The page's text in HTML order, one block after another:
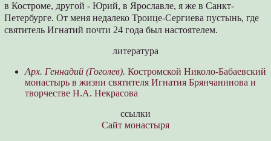
в Костроме, другой - Юрий, в Ярославле, я же в Санкт-
Петербурге. От меня недалеко Троице-Сергиева пустынь, где
святитель Игнатий почти 24 года был настоятелем.
литература
Арх. Геннадий (Гоголев). Костромской Николо-Бабаевский
монастырь в жизни святителя Игнатия Брянчанинова и
творчестве Н.А. Некрасова
ссылки
Сайт монастыря